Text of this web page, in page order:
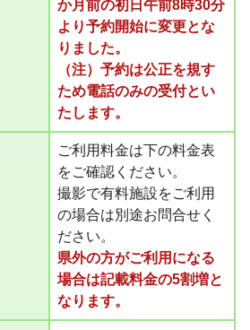
か月前の初日午前8時30分
より予約開始に変更とな
りました。
（注）予約は公正を規す
ため電話のみの受付とい
たします。
ご利用料金は下の料金表
をご確認ください。
撮影で有料施設をご利用
の場合は別途お問合せく
ださい。
県外の方がご利用になる
場合は記載料金の5割増と
なります。